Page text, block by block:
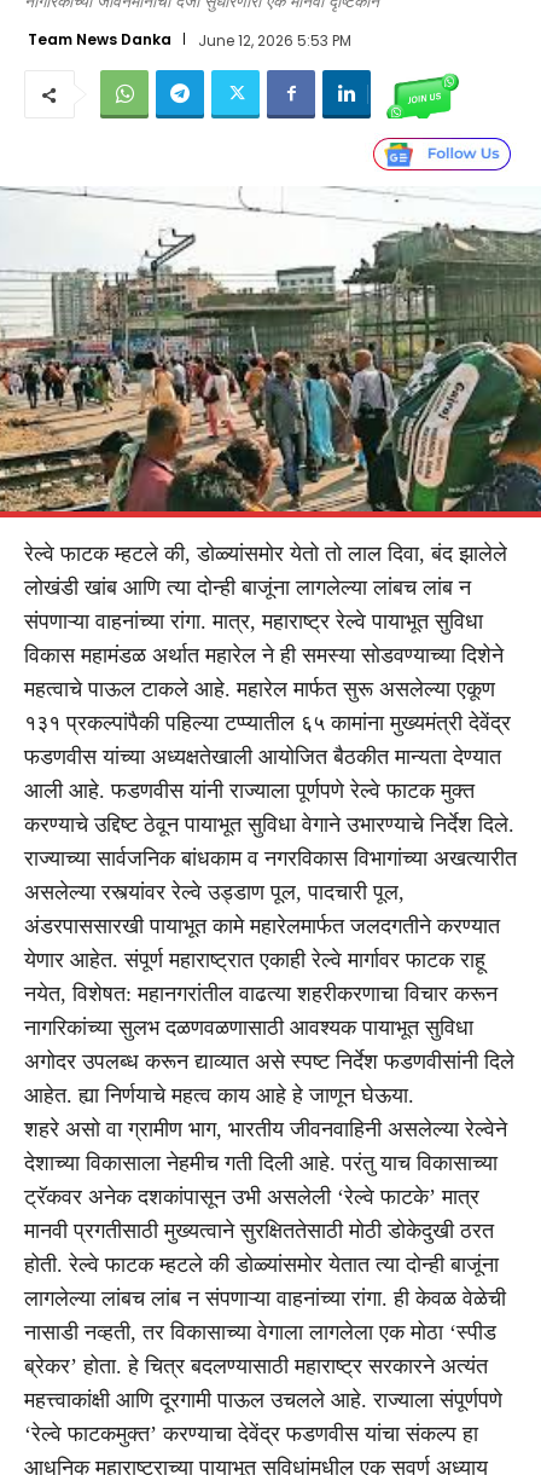
Team News Danka June 12, 2026 5:53 PM
रेल्वे फाटक म्हटले की, डोळ्यांसमोर येतो तो लाल दिवा, बंद झालेले
लोखंडी खांब आणि त्या दोन्ही बाजूंना लागलेल्या लांबच लांब न
संपणाऱ्या वाहनांच्या रांगा. मात्र, महाराष्ट्र रेल्वे पायाभूत सुविधा
विकास महामंडळ अर्थात महारेल ने ही समस्या सोडवण्याच्या दिशेने
महत्वाचे पाऊल टाकले आहे. महारेल मार्फत सुरू असलेल्या एकूण
१३१ प्रकल्पांपैकी पहिल्या टप्प्यातील ६५ कामांना मुख्यमंत्री देवेंद्र
फडणवीस यांच्या अध्यक्षतेखाली आयोजित बैठकीत मान्यता देण्यात
आली आहे. फडणवीस यांनी राज्याला पूर्णपणे रेल्वे फाटक मुक्त
करण्याचे उद्दिष्ट ठेवून पायाभूत सुविधा वेगाने उभारण्याचे निर्देश दिले.
राज्याच्या सार्वजनिक बांधकाम व नगरविकास विभागांच्या अखत्यारीत
असलेल्या रस्त्यांवर रेल्वे उड्डाण पूल, पादचारी पूल,
अंडरपाससारखी पायाभूत कामे महारेलमार्फत जलदगतीने करण्यात
येणार आहेत. संपूर्ण महाराष्ट्रात एकाही रेल्वे मार्गावर फाटक राहू
नयेत, विशेषत: महानगरांतील वाढत्या शहरीकरणाचा विचार करून
नागरिकांच्या सुलभ दळणवळणासाठी आवश्यक पायाभूत सुविधा
अगोदर उपलब्ध करून द्याव्यात असे स्पष्ट निर्देश फडणवीसांनी दिले
आहेत. ह्या निर्णयाचे महत्व काय आहे हे जाणून घेऊया.
शहरे असो वा ग्रामीण भाग, भारतीय जीवनवाहिनी असलेल्या रेल्वेने
देशाच्या विकासाला नेहमीच गती दिली आहे. परंतु याच विकासाच्या
ट्रॅकवर अनेक दशकांपासून उभी असलेली ‘रेल्वे फाटके’ मात्र
मानवी प्रगतीसाठी मुख्यत्वाने सुरक्षिततेसाठी मोठी डोकेदुखी ठरत
होती. रेल्वे फाटक म्हटले की डोळ्यांसमोर येतात त्या दोन्ही बाजूंना
लागलेल्या लांबच लांब न संपणाऱ्या वाहनांच्या रांगा. ही केवळ वेळेची
नासाडी नव्हती, तर विकासाच्या वेगाला लागलेला एक मोठा ‘स्पीड
ब्रेकर’ होता. हे चित्र बदलण्यासाठी महाराष्ट्र सरकारने अत्यंत
महत्त्वाकांक्षी आणि दूरगामी पाऊल उचलले आहे. राज्याला संपूर्णपणे
‘रेल्वे फाटकमुक्त’ करण्याचा देवेंद्र फडणवीस यांचा संकल्प हा
आधुनिक महाराष्ट्राच्या पायाभूत सुविधांमधील एक सुवर्ण अध्याय